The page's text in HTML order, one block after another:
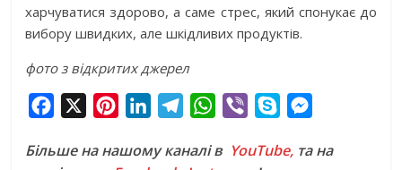
харчуватися здорово, а саме стрес, який спонукає до
вибору швидких, але шкідливих продуктів.
фото з відкритих джерел
c
n
n
l
W
a
b
y
s
Більше на нашому каналі в YouTube, та на